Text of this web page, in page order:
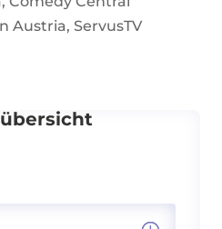
Austria, ServusTV